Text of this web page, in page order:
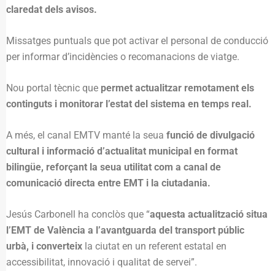
claredat dels avisos.
Missatges puntuals que pot activar el personal de conducció
per informar d’incidències o recomanacions de viatge.
Nou portal tècnic que permet actualitzar remotament els
continguts i monitorar l’estat del sistema en temps real.
A més, el canal EMTV manté la seua funció de divulgació
cultural i informació d’actualitat municipal en format
bilingüe, reforçant la seua utilitat com a canal de
comunicació directa entre EMT i la ciutadania.
Jesús Carbonell ha conclòs que “aquesta actualització situa
l’EMT de València a l’avantguarda del transport públic
urbà, i converteix la ciutat en un referent estatal en
accessibilitat, innovació i qualitat de servei”.